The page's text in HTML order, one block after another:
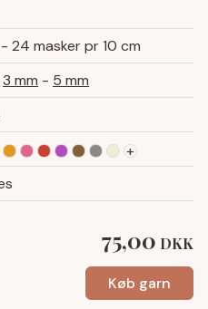
24 masker pr 10 cm
3 mm - 5 mm
+
75,00 DKK
Køb garn